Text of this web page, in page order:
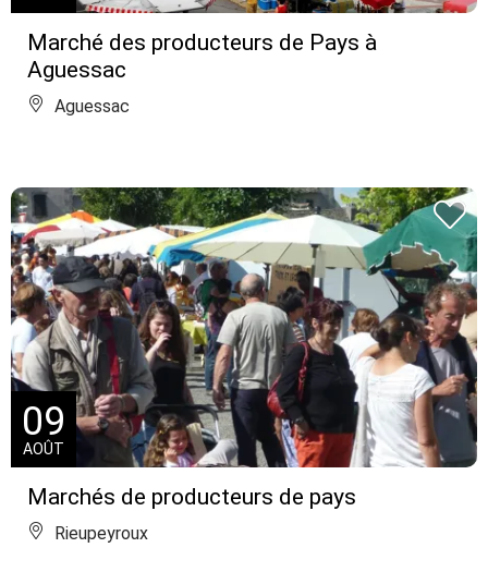
Marché des producteurs de Pays à
Aguessac
Aguessac
Marchés de producteurs de pays
09
AOÛT
Rieupeyroux